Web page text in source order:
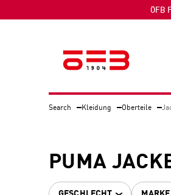
ÖFB
Search Kleidung Oberteile
PUMA